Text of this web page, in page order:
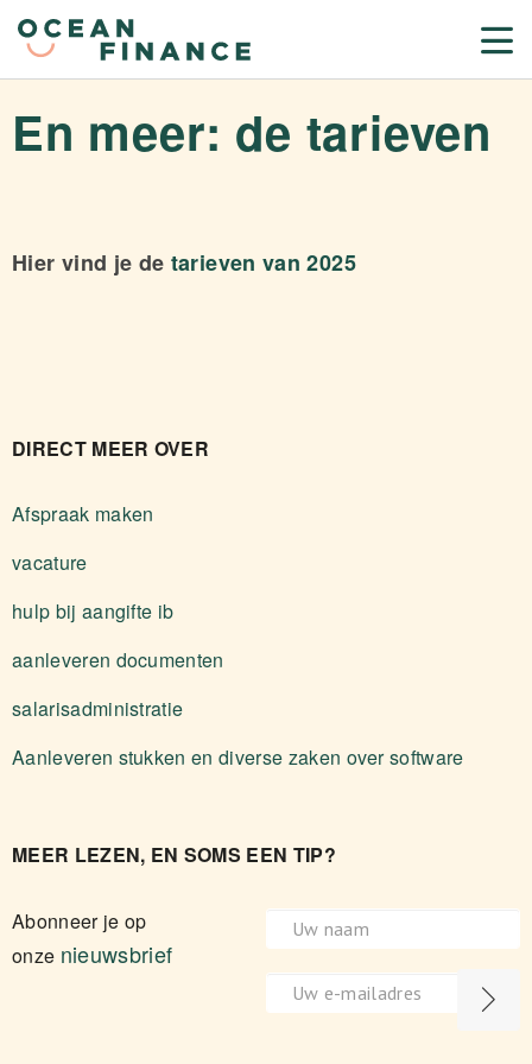
En meer: de tarieven
Hier vind je de tarieven van 2025
DIRECT MEER OVER
Afspraak maken
vacature
hulp bij aangifte ib
aanleveren documenten
salarisadministratie
Aanleveren stukken en diverse zaken over software
MEER LEZEN, EN SOMS EEN TIP?
Abonneer je op
onze nieuwsbrief